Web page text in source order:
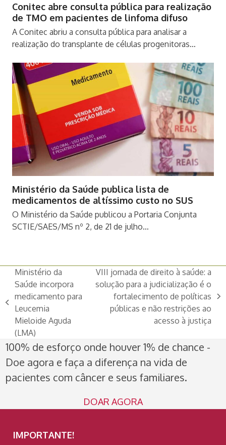
Conitec abre consulta pública para realização
de TMO em pacientes de linfoma difuso
A Conitec abriu a consulta pública para analisar a
realização do transplante de células progenitoras…
Ministério da Saúde publica lista de
medicamentos de altíssimo custo no SUS
O Ministério da Saúde publicou a Portaria Conjunta
SCTIE/SAES/MS nº 2, de 21 de julho…
previous
post:
Ministério da
Saúde incorpora
medicamento para
Leucemia
Mieloide Aguda
(LMA)
post:
VIII jornada de direito à saúde: a
solução para a judicialização é o
fortalecimento de políticas
públicas e não restrições ao
acesso à justiça
100% de esforço onde houver 1% de chance -
Doe agora e faça a diferença na vida de
pacientes com câncer e seus familiares.
DOAR AGORA
IMPORTANTE!